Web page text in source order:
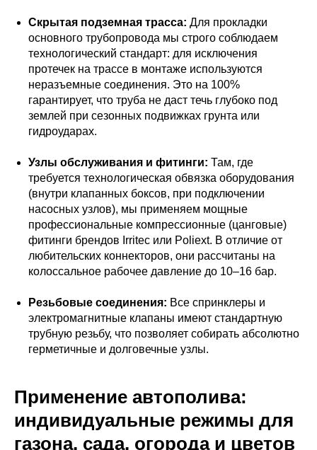
Скрытая подземная трасса: Для прокладки
основного трубопровода мы строго соблюдаем
технологический стандарт: для исключения
протечек на трассе в монтаже используются
неразъемные соединения. Это на 100%
гарантирует, что труба не даст течь глубоко под
землей при сезонных подвижках грунта или
гидроударах.
Узлы обслуживания и фитинги: Там, где
требуется технологическая обвязка оборудования
(внутри клапанных боксов, при подключении
насосных узлов), мы применяем мощные
профессиональные компрессионные (цанговые)
фитинги брендов Irritec или Poliext. В отличие от
любительских коннекторов, они рассчитаны на
колоссальное рабочее давление до 10–16 бар.
Резьбовые соединения: Все спринклеры и
электромагнитные клапаны имеют стандартную
трубную резьбу, что позволяет собирать абсолютно
герметичные и долговечные узлы.
Применение автополива:
индивидуальные режимы для
газона, сада, огорода и цветов